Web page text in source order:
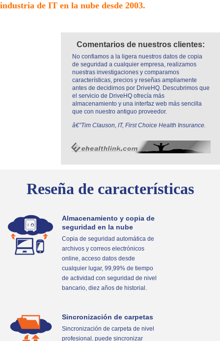
industria de IT en la nube desde 2003.
Comentarios de nuestros clientes:
No confiamos a la ligera nuestros datos de copia
de seguridad a cualquier empresa, realizamos
nuestras investigaciones y comparamos
características, precios y reseñas ampliamente
antes de decidirnos por DriveHQ. Descubrimos que
el servicio de DriveHQ ofrecía más
almacenamiento y una interfaz web más sencilla
que con nuestro antiguo proveedor.
â€”Tim Clauson, IT, First Choice Health Insurance.
Reseña de características
Almacenamiento y copia de
seguridad en la nube
Copia de seguridad automática de
archivos y correos electrónicos
online, acceso datos desde
cualquier lugar, 99,99% de tiempo
de actividad con seguridad de nivel
bancario, diez años de historial.
Sincronización de carpetas
Sincronización de carpeta de nivel
profesional, puede sincronizar